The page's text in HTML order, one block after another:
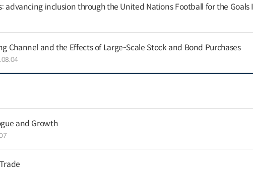
advancing inclusion through the United Nations Football for the Goals
Channel and the Effects of Large-Scale Stock and Bond Purchases
and Growth